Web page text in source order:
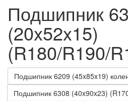
Подшипник
(20x52x15)
(R180/R190/
Подшипник 6209 (45x85x19)
Подшипник 6308 (40x90x23)